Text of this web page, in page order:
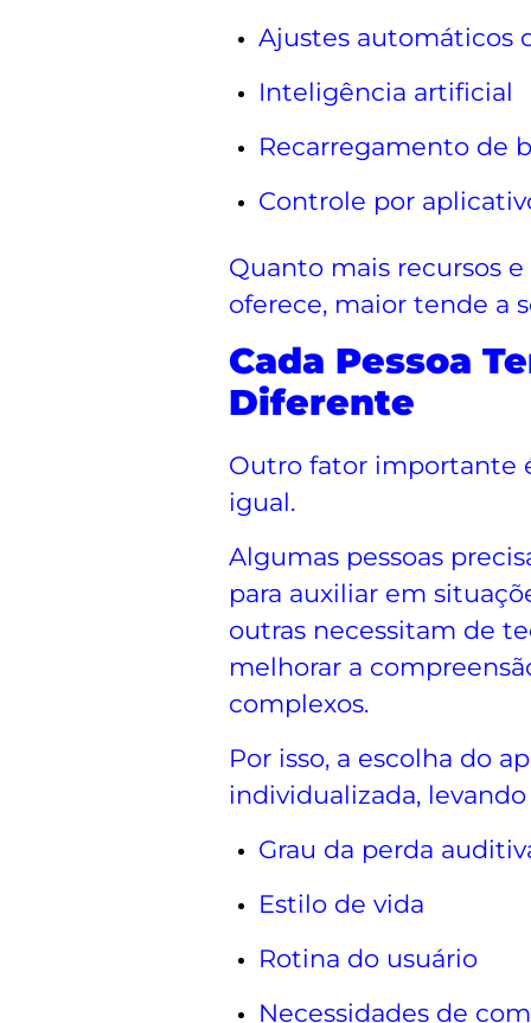
Ajustes automáticos
Inteligência artificial
Recarregamento de
Controle por
Quanto mais recursos
oferece, maior tende a
Cada Pessoa
Diferente
Outro fator importante
igual.
Algumas pessoas
para auxiliar em
outras necessitam de
melhorar a
complexos.
Por isso, a escolha do
individualizada,
Grau da perda
Estilo de vida
Rotina do usuário
Necessidades de